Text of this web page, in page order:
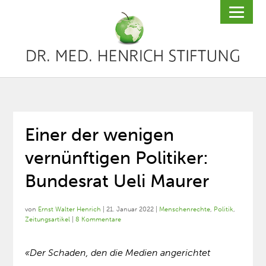
Einer der wenigen
vernünftigen Politiker:
Bundesrat Ueli Maurer
von Ernst Walter Henrich |21. Januar 2022 Menschenrechte, Politik,
Zeitungsartikel |8 Kommentare
«Der Schaden, den die Medien angerichtet